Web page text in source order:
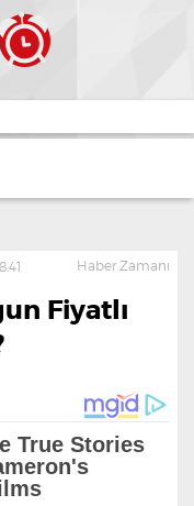
Haber Zamanı
Fiyatlı